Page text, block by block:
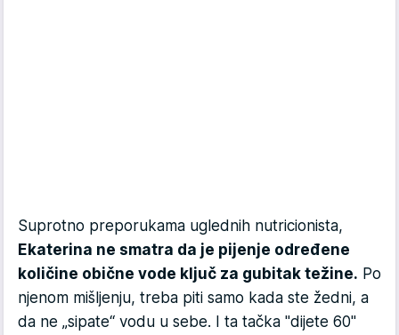
Suprotno preporukama uglednih nutricionista,
Ekaterina ne smatra da je pijenje određene
količine obične vode ključ za gubitak težine. Po
njenom mišljenju, treba piti samo kada ste žedni, a
da ne „sipate“ vodu u sebe. I ta tačka "dijete 60"